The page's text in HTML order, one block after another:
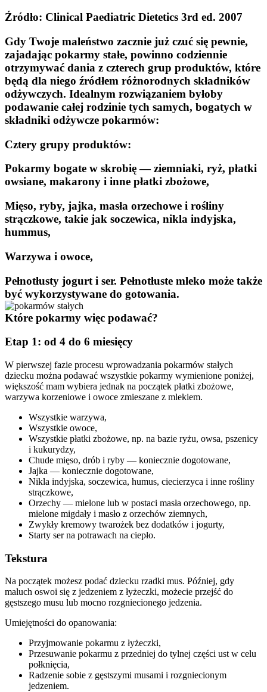
Źródło: Clinical Paediatric Dietetics 3rd ed. 2007
Gdy Twoje maleństwo zacznie już czuć się pewnie,
zajadając pokarmy stałe, powinno codziennie
otrzymywać dania z czterech grup produktów, które
będą dla niego źródłem różnorodnych składników
odżywczych. Idealnym rozwiązaniem byłoby
podawanie całej rodzinie tych samych, bogatych w
składniki odżywcze pokarmów:
Cztery grupy produktów:
Pokarmy bogate w skrobię — ziemniaki, ryż, płatki
owsiane, makarony i inne płatki zbożowe,
Mięso, ryby, jajka, masła orzechowe i rośliny
strączkowe, takie jak soczewica, nikla indyjska,
hummus,
Warzywa i owoce,
Pełnotłusty jogurt i ser. Pełnotłuste mleko może także
być wykorzystywane do gotowania.
Które pokarmy więc podawać?
Etap 1: od 4 do 6 miesięcy
W pierwszej fazie procesu wprowadzania pokarmów stałych
dziecku można podawać wszystkie pokarmy wymienione poniżej,
większość mam wybiera jednak na początek płatki zbożowe,
warzywa korzeniowe i owoce zmieszane z mlekiem.
Wszystkie warzywa,
Wszystkie owoce,
Wszystkie płatki zbożowe, np. na bazie ryżu, owsa, pszenicy
i kukurydzy,
Chude mięso, drób i ryby — koniecznie dogotowane,
Jajka — koniecznie dogotowane,
Nikla indyjska, soczewica, humus, ciecierzyca i inne rośliny
strączkowe,
Orzechy — mielone lub w postaci masła orzechowego, np.
mielone migdały i masło z orzechów ziemnych,
Zwykły kremowy twarożek bez dodatków i jogurty,
Starty ser na potrawach na ciepło.
Tekstura
Na początek możesz podać dziecku rzadki mus. Później, gdy
maluch oswoi się z jedzeniem z łyżeczki, możecie przejść do
gęstszego musu lub mocno rozgniecionego jedzenia.
Umiejętności do opanowania:
Przyjmowanie pokarmu z łyżeczki,
Przesuwanie pokarmu z przedniej do tylnej części ust w celu
połknięcia,
Radzenie sobie z gęstszymi musami i rozgniecionym
jedzeniem.